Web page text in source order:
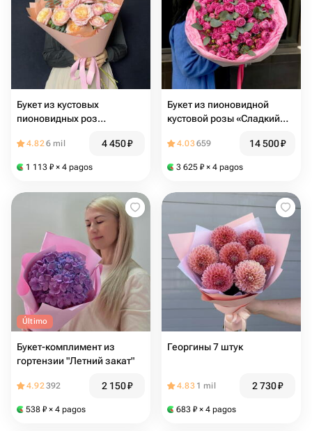
Букет из кустовых
пионовидных роз
4.826 mil 4 450₽
1 113 ₽ × 4 pagos
Букет из пионовидной
кустовой розы «Сладкий
4.03659 14 500₽
3 625 ₽ × 4 pagos
Último
Букет-комплимент из
гортензии "Летний закат"
4.92392 2 150₽
538 ₽ × 4 pagos
Георгины 7 штук
4.83 1 mil 2 730₽
683 ₽ × 4 pagos